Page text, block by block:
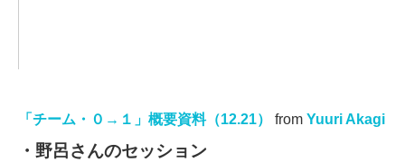
「チーム・０→１」概要資料（12.21） from Yuuri Akagi
・野呂さんのセッション